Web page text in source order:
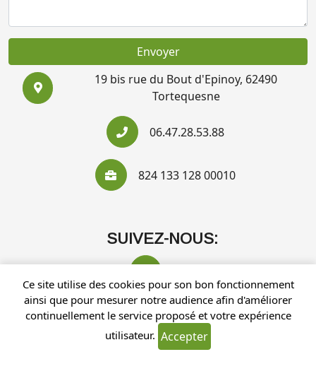
Envoyer
19 bis rue du Bout d'Epinoy, 62490
Tortequesne
06.47.28.53.88
824 133 128 00010
SUIVEZ-NOUS:
Recherches fréquentes
Ce site utilise des cookies pour son bon fonctionnement
ainsi que pour mesurer notre audience afin d'améliorer
continuellement le service proposé et votre expérience
utilisateur. Accepter